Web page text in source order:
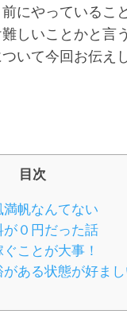
にやっているこ
しいことかと言
いて今回お伝え
目次
帆なんてない
が０円だった話
ことが大事！
ある状態が好ま